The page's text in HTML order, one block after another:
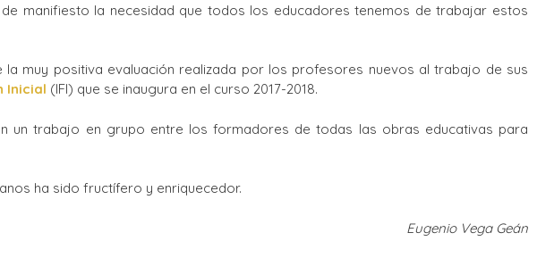
manifiesto la necesidad que todos los educadores tenemos de trabajar estos
muy positiva evaluación realizada por los profesores nuevos al trabajo de sus
Inicial (IFI) que se inaugura en el curso 2017-2018.
un trabajo en grupo entre los formadores de todas las obras educativas para
ha sido fructífero y enriquecedor.
Eugenio Vega Geán